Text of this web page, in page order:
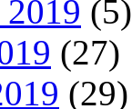
2019 (5)
(27)
(29)